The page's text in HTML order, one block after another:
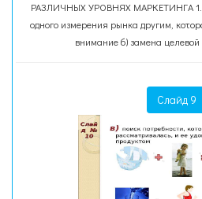
РАЗЛИЧНЫХ УРОВНЯХ МАРКЕТИНГА 1.
одного измерения рынка другим,
внимание б) замена
Слайд 9